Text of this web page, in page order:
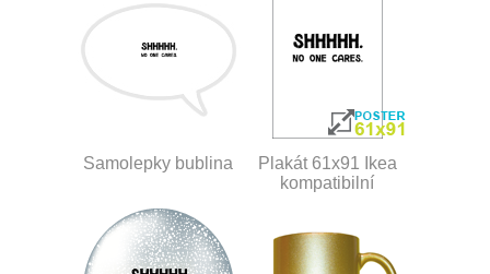
Samolepky bublina
Plakát 61x91 Ikea
kompatibilní